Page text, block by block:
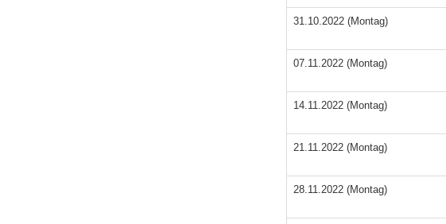
31.10.2022 (Montag)
07.11.2022 (Montag)
14.11.2022 (Montag)
21.11.2022 (Montag)
28.11.2022 (Montag)